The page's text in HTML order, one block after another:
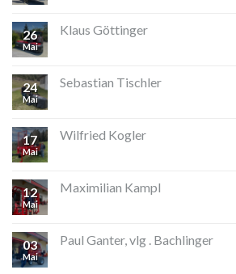
26
Mai
Klaus Göttinger
24
Mai
Sebastian Tischler
17
Mai
Wilfried Kogler
12
Mai
Maximilian Kampl
03
Mai
Paul Ganter, vlg . Bachlinger